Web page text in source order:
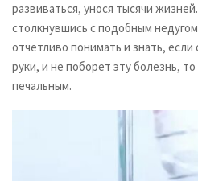
развиваться, унося тысячи
столкнувшись с подобным
отчетливо понимать и знать, если
руки, и не поборет эту болезнь,
печальным.